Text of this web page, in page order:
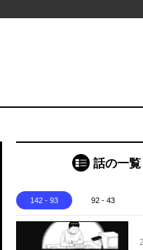
話の一覧
142 - 93 92 - 43